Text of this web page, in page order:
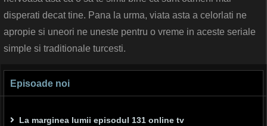
disperati decat tine. Pana la urma, viata asta a celorlati ne
apropie si uneori ne uneste pentru o vreme in aceste seriale
simple si traditionale turcesti.
Episoade noi
La marginea lumii episodul 131 online tv